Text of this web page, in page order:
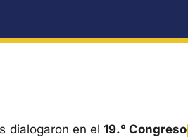
dialogaron en el 19.° Congreso